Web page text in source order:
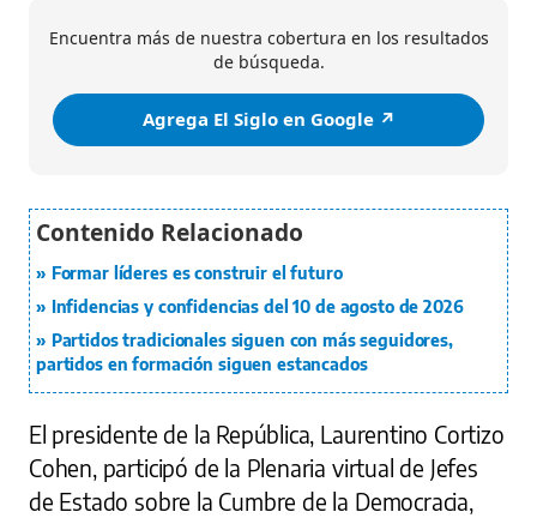
Encuentra más de nuestra cobertura en los resultados
de búsqueda.
Agrega El Siglo en Google ↗️
Formar líderes es construir el futuro
Infidencias y confidencias del 10 de agosto de 2026
Partidos tradicionales siguen con más seguidores,
partidos en formación siguen estancados
El presidente de la República, Laurentino Cortizo
Cohen, participó de la Plenaria virtual de Jefes
de Estado sobre la Cumbre de la Democracia,